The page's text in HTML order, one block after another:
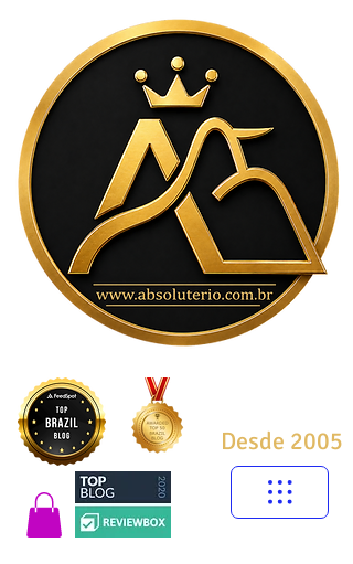
Desde 2005